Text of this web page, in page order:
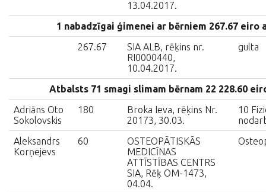
13.04.2017.
1 nabadzīgai ģimenei ar bērniem 267.67 eiro
267.67
SIA ALB, rēķins nr.
RI0000440,
10.04.2017.
gulta
Atbalsts 71 smagi slimam bērnam 22 228.60
Adriāns Oto
Sokolovskis
180
Broka Ieva, rēķins Nr.
20173, 30.03.
10
Aleksandrs
Korņejevs
60
OSTEOPĀTISKĀS
MEDICĪNAS
ATTĪSTĪBAS CENTRS
SIA, Rēķ OM-1473,
04.04.